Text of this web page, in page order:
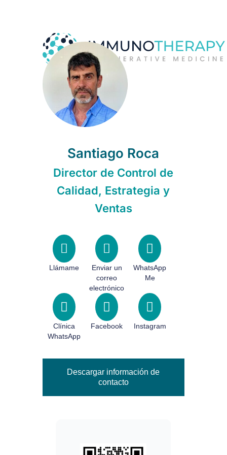
Santiago Roca
Director de Control de
Calidad, Estrategia y
Ventas
Llámame
Enviar un
correo
electrónico
WhatsApp
Me
Clínica
WhatsApp
Facebook Instagram
Descargar información de
contacto